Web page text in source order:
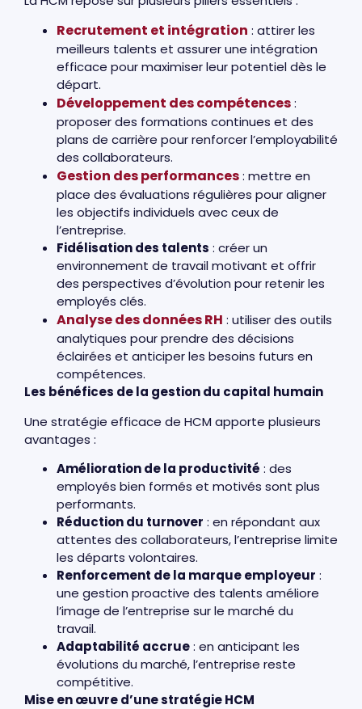
Recrutement et intégration : attirer les
meilleurs talents et assurer une intégration
efficace pour maximiser leur potentiel dès le
départ.
Développement des compétences:
proposer des formations continues et des
plans de carrière pour renforcer l’employabilité
des collaborateurs.
Gestion des performances: mettre en
place des évaluations régulières pour aligner
les objectifs individuels avec ceux de
l’entreprise.
Fidélisation des talents : créer un
environnement de travail motivant et offrir
des perspectives d’évolution pour retenir les
employés clés.
Analyse des données RH : utiliser des outils
analytiques pour prendre des décisions
éclairées et anticiper les besoins futurs en
compétences.
Les bénéfices de la gestion du capital humain
Une stratégie efficace de HCM apporte plusieurs
avantages :
Amélioration de la productivité : des
employés bien formés et motivés sont plus
performants.
Réduction du turnover : en répondant aux
attentes des collaborateurs, l’entreprise limite
les départs volontaires.
Renforcement de la marque employeur :
une gestion proactive des talents améliore
l’image de l’entreprise sur le marché du
travail.
Adaptabilité accrue: en anticipant les
évolutions du marché, l’entreprise reste
compétitive.
Mise en œuvre d’une stratégie HCM